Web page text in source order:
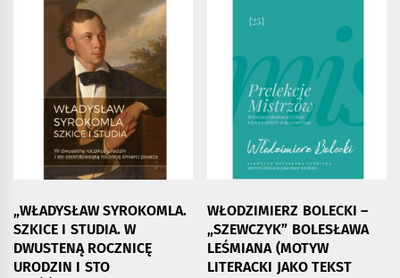
„WŁADYSŁAW SYROKOMLA.
SZKICE I STUDIA. W
DWUSTENĄ ROCZNICĘ
URODZIN I STO
WŁODZIMIERZ BOLECKI –
„SZEWCZYK” BOLESŁAWA
LEŚMIANA (MOTYW
LITERACKI JAKO TEKST